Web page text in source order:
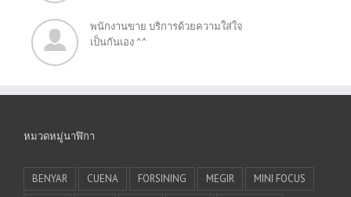
พนักงานขาย บริการด้วยความใส่ใจ
เป็นกันเอง ^^
หมวดหมู่นาฬิกา
BENYAR CUENA FORSINING MEGIR
MINI FOCUS